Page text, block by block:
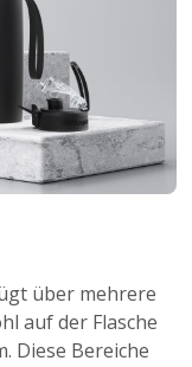
über mehrere
auf der Flasche
Diese Bereiche